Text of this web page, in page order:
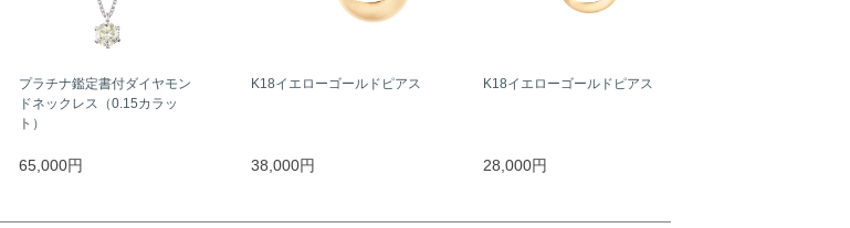
プラチナ鑑定書付ダイヤモン
ドネックレス（0.15カラッ
ト）
65,000円
K18イエローゴールドピアス
38,000円
K18イエローゴールドピアス
28,000円